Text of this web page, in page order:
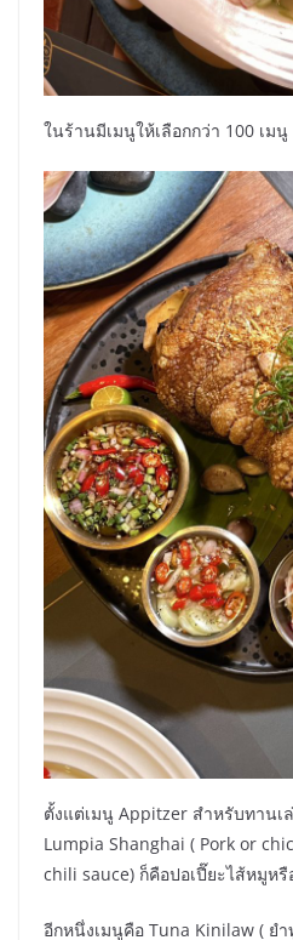
ในร้านมีเมนูให้เลือกกว่า 100 เมนู
ตั้งแต่เมนู Appitzer สำหรับทานเ
Lumpia Shanghai ( Pork or
chili sauce) ก็คือปอเปี๊ยะไส้หมูห
อีกหนึ่งเมนูคือ Tuna Kinilaw ( ย